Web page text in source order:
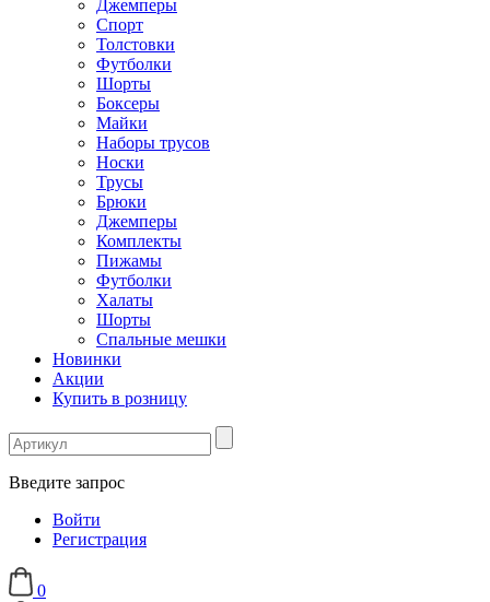
Джемперы
Спорт
Толстовки
Футболки
Шорты
Боксеры
Майки
Наборы трусов
Носки
Трусы
Брюки
Джемперы
Комплекты
Пижамы
Футболки
Халаты
Шорты
Спальные мешки
Новинки
Акции
Купить в розницу
Введите запрос
Войти
Регистрация
0